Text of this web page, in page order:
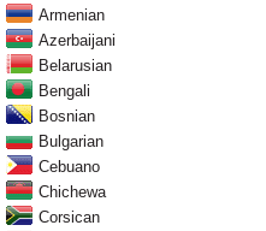
Armenian
Azerbaijani
Belarusian
Bengali
Bosnian
Bulgarian
Cebuano
Chichewa
Corsican